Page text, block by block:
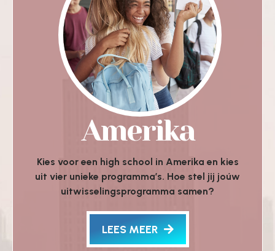
Amerika
Kies voor een high school in Amerika en kies
uit vier unieke programma’s. Hoe stel jij joúw
uitwisselingsprogramma samen?
LEES MEER